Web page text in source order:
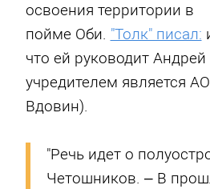
освоения территории в
пойме Оби. "Толк" писал:
что ей руководит
учредителем является
Вдовин).
"Речь идет о
Четошников. – В